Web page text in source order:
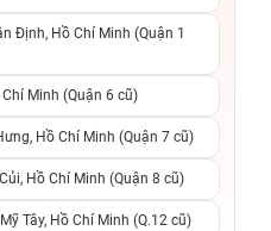
Định, Hồ Chí Minh (Quận 1
Minh (Quận 6 cũ)
Hồ Chí Minh (Quận 7 cũ)
Hồ Chí Minh (Quận 8 cũ)
Tây, Hồ Chí Minh (Q.12 cũ)